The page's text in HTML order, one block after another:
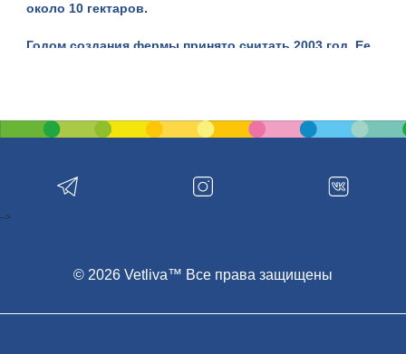
около 10 гектаров.
Годом создания фермы принято считать 2003 год. Ее
Страусиная ферма пользуется большой
самых больших видов птиц во всем мире –
африканского страуса. Птица имеет внушительные
проходит на протяжении 70 лет, из которых около
© 2026 Vetliva™ Все права защищены
-->